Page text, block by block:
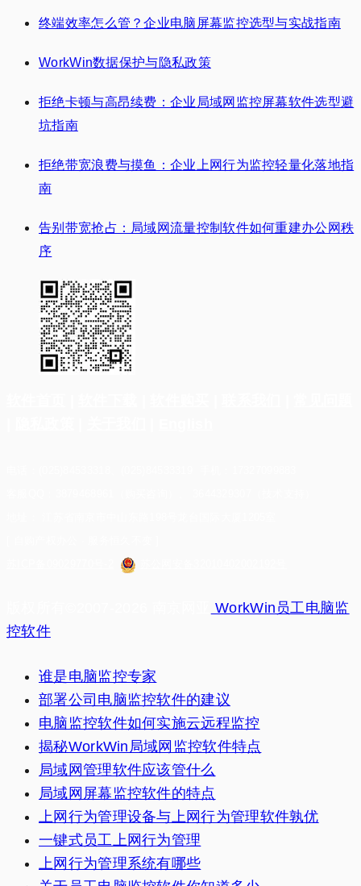
终端效率怎么管？企业电脑屏幕监控选型与实战指南
WorkWin数据保护与隐私政策
拒绝卡顿与高昂续费：企业局域网监控屏幕软件选型避
坑指南
拒绝带宽浪费与摸鱼：企业上网行为监控轻量化落地指
南
告别带宽抢占：局域网流量控制软件如何重建办公网秩
序
WorkWin员工电脑监
控软件
谁是电脑监控专家
部署公司电脑监控软件的建议
电脑监控软件如何实施云远程监控
揭秘WorkWin局域网监控软件特点
局域网管理软件应该管什么
局域网屏幕监控软件的特点
上网行为管理设备与上网行为管理软件孰优
一键式员工上网行为管理
上网行为管理系统有哪些